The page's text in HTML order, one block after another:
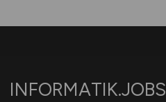
INFORMATIK.JOBS